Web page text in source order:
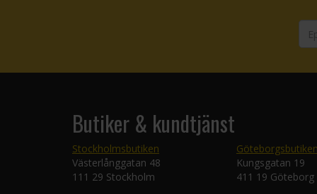
Butiker & kundtjänst
Stockholmsbutiken
Västerlånggatan 48
111 29 Stockholm
Kungsgatan 19
411 19 Göteborg